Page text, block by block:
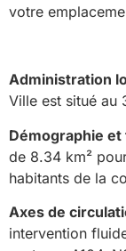
votre
Administration
Ville est situé au
Démographie
de 8.34 km²
habitants de la
Axes de
intervention